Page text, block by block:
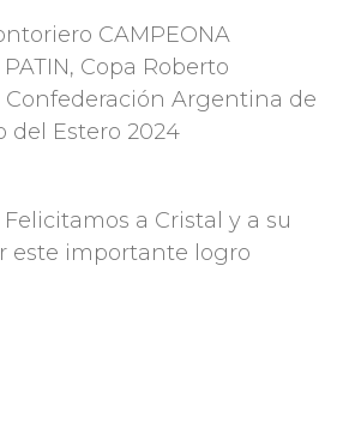
CAMPEONA
Copa Roberto
Confederación Argentina de
del Estero 2024
a Cristal y a su
este importante logro